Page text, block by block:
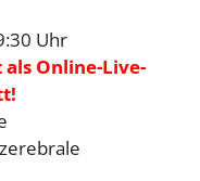
Uhr
Online-Live-